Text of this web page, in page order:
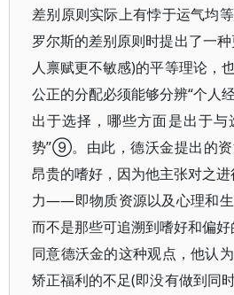
差别原则实际上有悖于运气均
罗尔斯的差别原则时提出了一
人禀赋更不敏感)的平等理论，
公正的分配必须能够分辨“个人
出于选择，哪些方面是出于
势”⑨。由此，德沃金提出的
昂贵的嗜好，因为他主张对之
力——即物质资源以及心理和
而不是那些可追溯到嗜好和偏
同意德沃金的这种观点，他认
矫正福利的不足(即没有做到同